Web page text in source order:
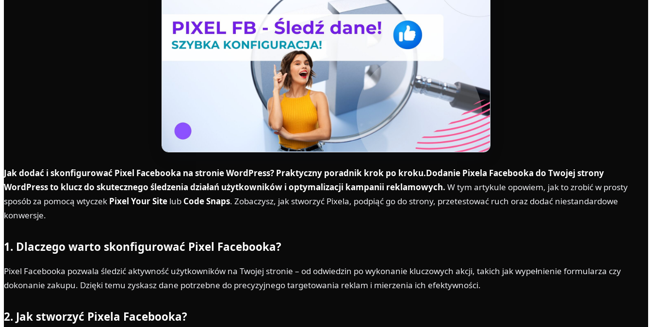
Jak dodać i skonfigurować Pixel Facebooka na stronie WordPress? Praktyczny poradnik krok po kroku.Dodanie Pixela Facebooka do Twojej strony
WordPress to klucz do skutecznego śledzenia działań użytkowników i optymalizacji kampanii reklamowych. W tym artykule opowiem, jak to zrobić w prosty
sposób za pomocą wtyczek Pixel Your Site lub Code Snaps. Zobaczysz, jak stworzyć Pixela, podpiąć go do strony, przetestować ruch oraz dodać niestandardowe
konwersje.
1. Dlaczego warto skonfigurować Pixel Facebooka?
Pixel Facebooka pozwala śledzić aktywność użytkowników na Twojej stronie – od odwiedzin po wykonanie kluczowych akcji, takich jak wypełnienie formularza czy
dokonanie zakupu. Dzięki temu zyskasz dane potrzebne do precyzyjnego targetowania reklam i mierzenia ich efektywności.
2. Jak stworzyć Pixela Facebooka?